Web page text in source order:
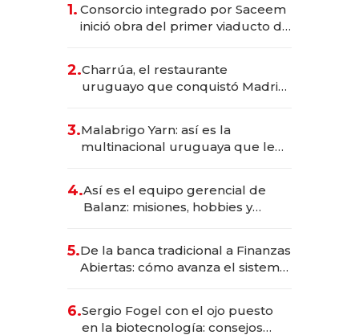
1. Consorcio integrado por Saceem
inició obra del primer viaducto de
millones
2.Charrúa, el restaurante
uruguayo que conquistó Madrid:
anticipación y prepara apertura
3.Malabrigo Yarn: así es la
multinacional uruguaya que le
4.Así es el equipo gerencial de
Balanz: misiones, hobbies y
5.De la banca tradicional a Finanzas
Abiertas: cómo avanza el sistema
6.Sergio Fogel con el ojo puesto
en la biotecnología: consejos